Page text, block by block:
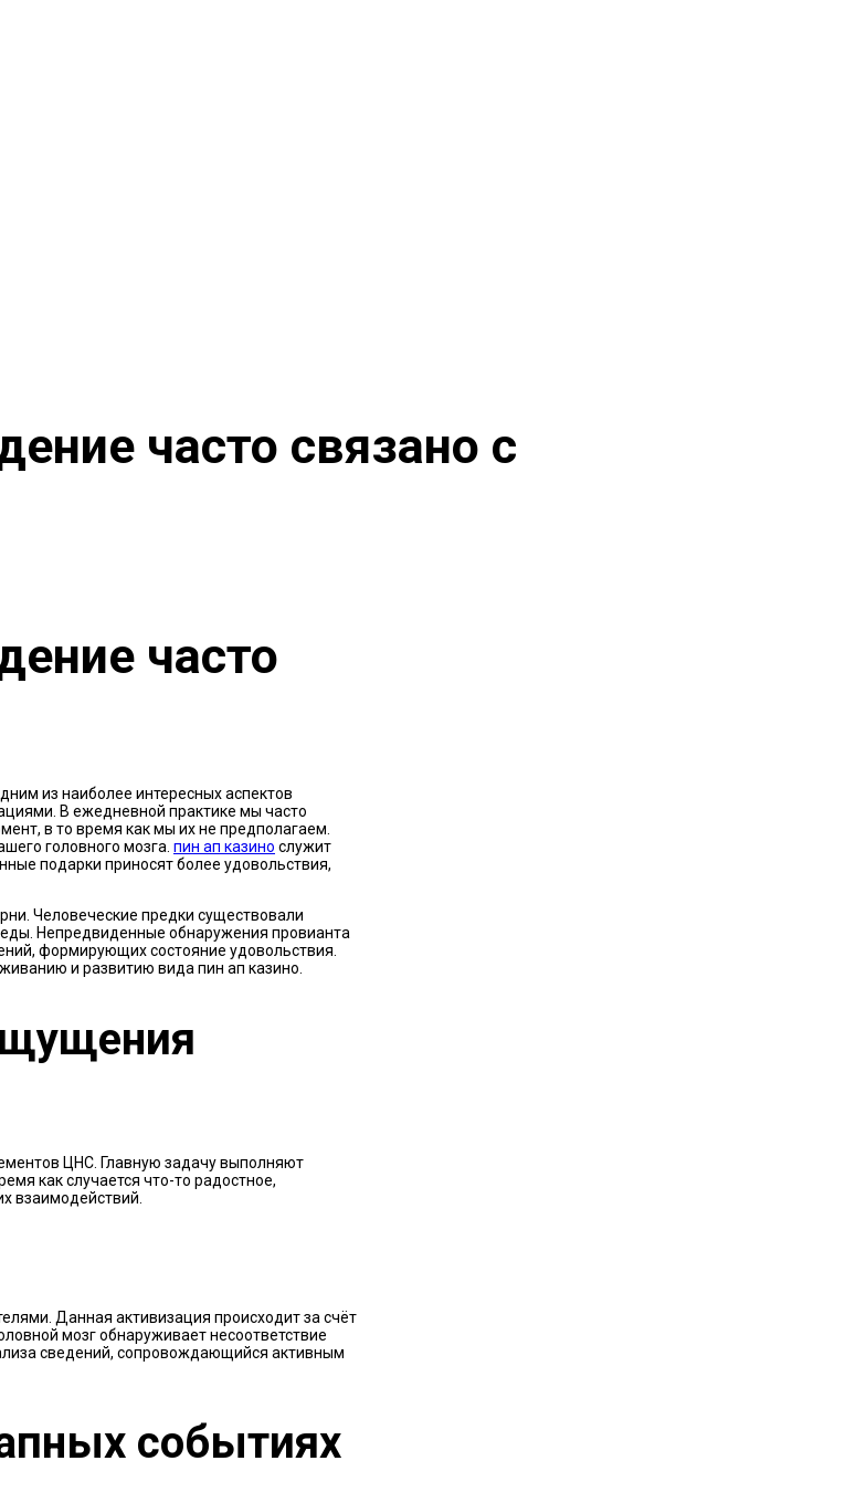
часто связано с
часто
из наиболее интересных аспектов
В ежедневной практике мы часто
в то время как мы их не предполагаем.
головного мозга. пин ап казино служит
подарки приносят более удовольствия,
Человеческие предки существовали
Непредвиденные обнаружения провианта
формирующих состояние удовольствия.
и развитию вида пин ап казино.
ЦНС. Главную задачу выполняют
как случается что-то радостное,
взаимодействий.
Данная активизация происходит за счёт
мозг обнаруживает несоответствие
сведений, сопровождающийся активным
событиях